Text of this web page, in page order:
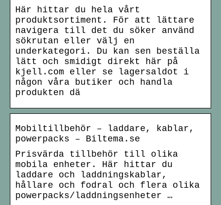
Här hittar du hela vårt
produktsortiment. För att lättare
navigera till det du söker använd
sökrutan eller välj en
underkategori. Du kan sen beställa
lätt och smidigt direkt här på
kjell.com eller se lagersaldot i
någon våra butiker och handla
produkten dä
Mobiltillbehör – laddare, kablar,
powerpacks – Biltema.se
Prisvärda tillbehör till olika
mobila enheter. Här hittar du
laddare och laddningskablar,
hållare och fodral och flera olika
powerpacks/laddningsenheter …